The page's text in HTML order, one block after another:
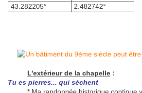
43.282205°
2.482742°
L'extérieur de la chapelle :
Tu es pierres... qui sèchent
* Ma randonnée historique continue